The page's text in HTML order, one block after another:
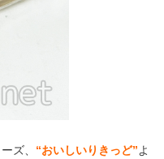
ズ、 “おいしいりきっど”よ